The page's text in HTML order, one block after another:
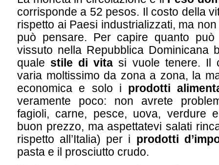
corrisponde a 52 pesos. Il costo della
rispetto ai Paesi industrializzati, ma
può pensare. Per capire quanto
vissuto nella Repubblica Dominicana
quale stile di vita si vuole tenere. Il
varia moltissimo da zona a zona, la
economica e solo i prodotti
veramente poco: non avrete
fagioli, carne, pesce, uova, verdure
buon prezzo, ma aspettatevi salati
rispetto all’Italia) per i prodotti
pasta e il prosciutto crudo.